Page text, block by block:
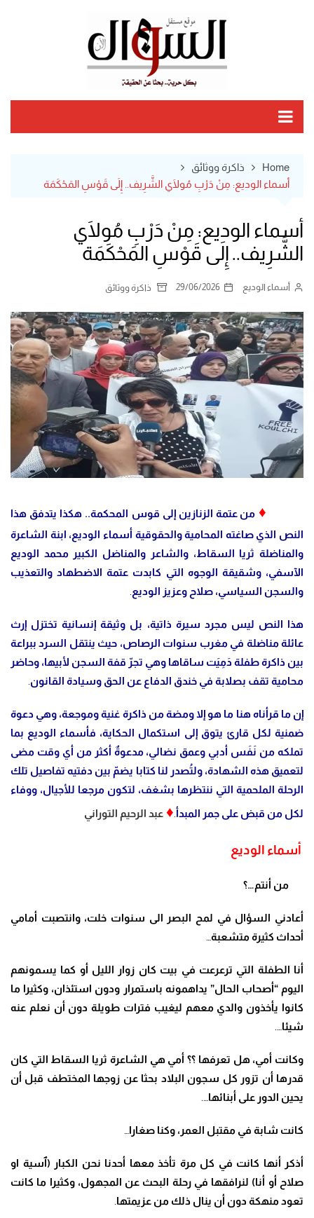
Home
ذاكرة ووثائق
أسماء الوديع: مِنْ دَرْبِ مُولَاي الشَّرِيف.. إِلَى قَوْسِ المَحْكَمَة
أسماء الوديع: مِنْ دَرْبِ مُولَاي
الشَّرِيف.. إِلَى قَوْسِ المَحْكَمَة
أسماء الوديع 29/06/2026 ذاكرة ووثائق
♦ من عتمة الزنازين إلى قوس المحكمة.. هكذا يتدفق هذا
النص الذي صاغته المحامية والحقوقية أسماء الوديع، ابنة الشاعرة
والمناضلة ثريا السقاط، والشاعر والمناضل الكبير محمد الوديع
الآسفي، وشقيقة الوجوه التي كابدت عتمة الاضطهاد والتعذيب
والسجن السياسي، صلاح وعزيز الوديع
هذا النص ليس مجرد سيرة ذاتية، بل وثيقة إنسانية تختزل إرث
عائلة مناضلة في مغرب سنوات الرصاص، حيث ينتقل السرد ببراعة
بين ذاكرة طفلة دَمِيَت ساقاها وهي تجرّ قفة السجن لأبيها، وحاضر
محامية تقف بصلابة في خندق الدفاع عن الحق وسيادة القانون
إن ما قرأناه هنا ما هو إلا ومضة من ذاكرة غنية وموجعة، وهي دعوة
ضمنية لكل قارئ يتوق إلى استكمال الحكاية، فأسماء الوديع بما
تملكه من نَفَس أدبي وعمق نضالي، مدعوةٌ أكثر من أي وقت مضى
لتعميق هذه الشهادة، ولتُصدر لنا كتابا يضمّ بين دفتيه تفاصيل تلك
الرحلة الملحمية التي ننتظرها بشغف، لتكون مرجعا للأجيال، ووفاء
لكل من قبض على جمر المبدأ ♦ عبد الرحيم التوراني
أسماء الوديع
من أنتم…؟
أعادني السؤال في لمح البصر الى سنوات خلت، وانتصبت أمامي
أحداث كثيرة متشعبة
أنا الطفلة التي ترعرعت في بيت كان زوار الليل أو كما يسمونهم
اليوم “أصحاب الحال” يداهمونه باستمرار ودون استئذان، وكثيرا ما
كانوا يأخذون والدي معهم ليغيب فترات طويلة دون أن نعلم عنه
شيئا
وكانت أمي، هل تعرفها ؟؟ أمي هي الشاعرة ثريا السقاط التي كان
قدرها أن تزور كل سجون البلاد بحثا عن زوجها المختطف قبل أن
يحين الدور على أبنائها
كانت شابة في مقتبل العمر، وكنا صغارا
أذكر أنها كانت في كل مرة تأخذ معها أحدنا نحن الكبار (ٱسية او
صلاح أو أنا) لنرافقها في رحلة البحث عن المجهول، وكثيرا ما كانت
تعود منهكة دون أن ينال ذلك من عزيمتها